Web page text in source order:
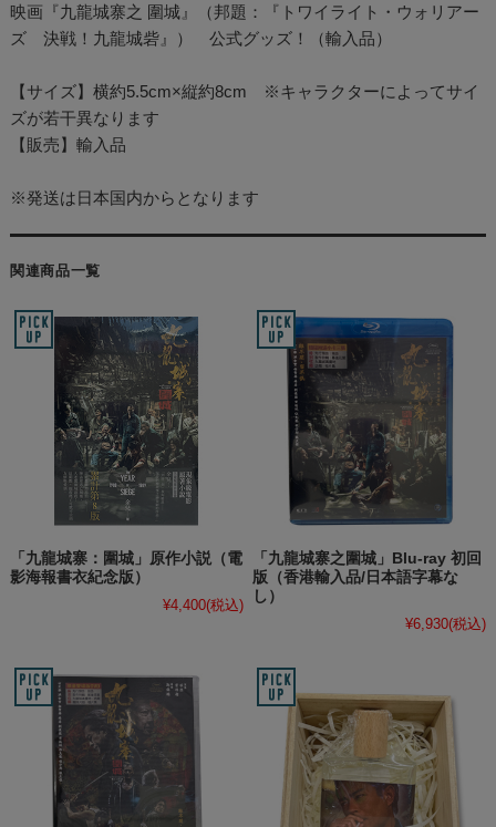
映画『九龍城寨之 圍城』（邦題：『トワイライト・ウォリアー
ズ 決戦！九龍城砦』） 公式グッズ！（輸入品）
【サイズ】横約5.5cm×縦約8cm ※キャラクターによってサイ
ズが若干異なります
【販売】輸入品
※発送は日本国内からとなります
関連商品一覧
「九龍城寨：圍城」原作小説（電
影海報書衣紀念版）
¥4,400(税込)
「九龍城寨之圍城」Blu-ray 初回
版（香港輸入品/日本語字幕な
し）
¥6,930(税込)